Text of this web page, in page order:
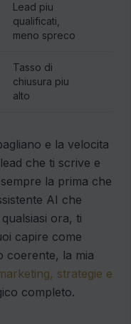
Lead piu
qualificati,
meno spreco
Tasso di
chiusura piu
alto
e la velocita
che ti scrive e
la prima che
AI che
ora, ti
capire come
coerente, la mia
strategie e
completo.